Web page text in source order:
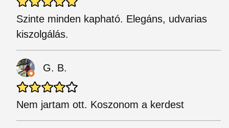
Szinte minden kapható. Elegáns, udvarias
kiszolgálás.
G. B.
Nem jartam ott. Koszonom a kerdest